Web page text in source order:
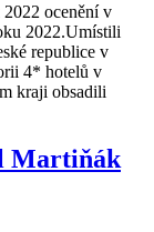
ocenění v
2022.Umístili
republice v
4* hotelů v
kraji obsadili
Martiňák